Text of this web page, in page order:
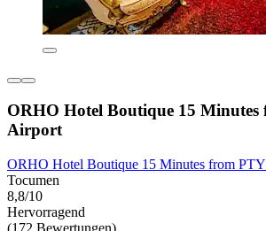
ORHO Hotel Boutique 15 Minutes
Airport
ORHO Hotel Boutique 15 Minutes from
Tocumen
8,8/10
Hervorragend
(172 Bewertungen)